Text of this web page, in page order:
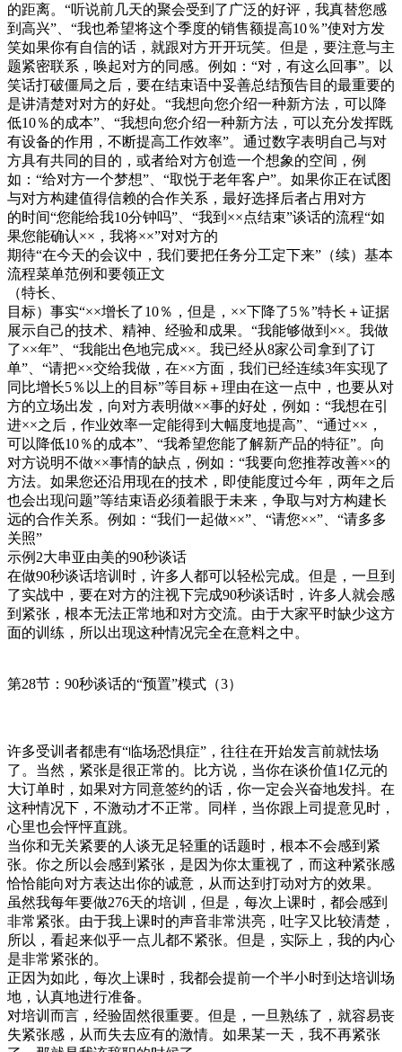
的距离。“听说前几天的聚会受到了广泛的好评，我真替您感
到高兴”、“我也希望将这个季度的销售额提高10％”使对方发
笑如果你有自信的话，就跟对方开开玩笑。但是，要注意与主
题紧密联系，唤起对方的同感。例如：“对，有这么回事”。以
笑话打破僵局之后，要在结束语中妥善总结预告目的最重要的
是讲清楚对对方的好处。“我想向您介绍一种新方法，可以降
低10％的成本”、“我想向您介绍一种新方法，可以充分发挥既
有设备的作用，不断提高工作效率”。通过数字表明自己与对
方具有共同的目的，或者给对方创造一个想象的空间，例
如：“给对方一个梦想”、“取悦于老年客户”。如果你正在试图
与对方构建值得信赖的合作关系，最好选择后者占用对方
的时间“您能给我10分钟吗”、“我到××点结束”谈话的流程“如
果您能确认××，我将××”对对方的
期待“在今天的会议中，我们要把任务分工定下来”（续）基本
流程菜单范例和要领正文
（特长、
目标）事实“××增长了10％，但是，××下降了5％”特长＋证据
展示自己的技术、精神、经验和成果。“我能够做到××。我做
了××年”、“我能出色地完成××。我已经从8家公司拿到了订
单”、“请把××交给我做，在××方面，我们已经连续3年实现了
同比增长5％以上的目标”等目标＋理由在这一点中，也要从对
方的立场出发，向对方表明做××事的好处，例如：“我想在引
进××之后，作业效率一定能得到大幅度地提高”、“通过××，
可以降低10％的成本”、“我希望您能了解新产品的特征”。向
对方说明不做××事情的缺点，例如：“我要向您推荐改善××的
方法。如果您还沿用现在的技术，即使能度过今年，两年之后
也会出现问题”等结束语必须着眼于未来，争取与对方构建长
远的合作关系。例如：“我们一起做××”、“请您××”、“请多多
关照”
示例2大串亚由美的90秒谈话
在做90秒谈话培训时，许多人都可以轻松完成。但是，一旦到
了实战中，要在对方的注视下完成90秒谈话时，许多人就会感
到紧张，根本无法正常地和对方交流。由于大家平时缺少这方
面的训练，所以出现这种情况完全在意料之中。
第28节：90秒谈话的“预置”模式（3）
许多受训者都患有“临场恐惧症”，往往在开始发言前就怯场
了。当然，紧张是很正常的。比方说，当你在谈价值1亿元的
大订单时，如果对方同意签约的话，你一定会兴奋地发抖。在
这种情况下，不激动才不正常。同样，当你跟上司提意见时，
心里也会怦怦直跳。
当你和无关紧要的人谈无足轻重的话题时，根本不会感到紧
张。你之所以会感到紧张，是因为你太重视了，而这种紧张感
恰恰能向对方表达出你的诚意，从而达到打动对方的效果。
虽然我每年要做276天的培训，但是，每次上课时，都会感到
非常紧张。由于我上课时的声音非常洪亮，吐字又比较清楚，
所以，看起来似乎一点儿都不紧张。但是，实际上，我的内心
是非常紧张的。
正因为如此，每次上课时，我都会提前一个半小时到达培训场
地，认真地进行准备。
对培训而言，经验固然很重要。但是，一旦熟练了，就容易丧
失紧张感，从而失去应有的激情。如果某一天，我不再紧张